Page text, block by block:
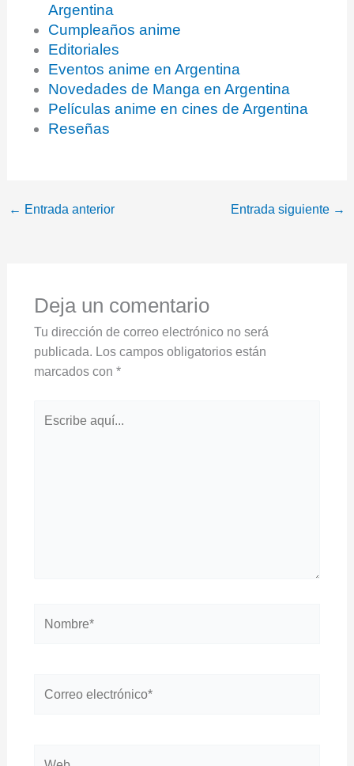
Argentina
Cumpleaños anime
Editoriales
Eventos anime en Argentina
Novedades de Manga en Argentina
Películas anime en cines de Argentina
Reseñas
← Entrada anterior Entrada siguiente →
Deja un comentario
Tu dirección de correo electrónico no será
publicada. Los campos obligatorios están
marcados con *
aquí...
electrónico*